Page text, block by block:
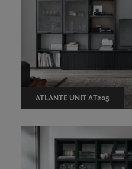
ATLANTE UNIT AT205